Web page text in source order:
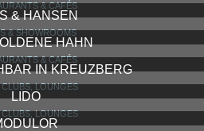
& CAFÉS
& HANSEN
& SHOWROOMS
HAHN
& CAFÉS
IN KREUZBERG
LOUNGES
LIDO
LOUNGES